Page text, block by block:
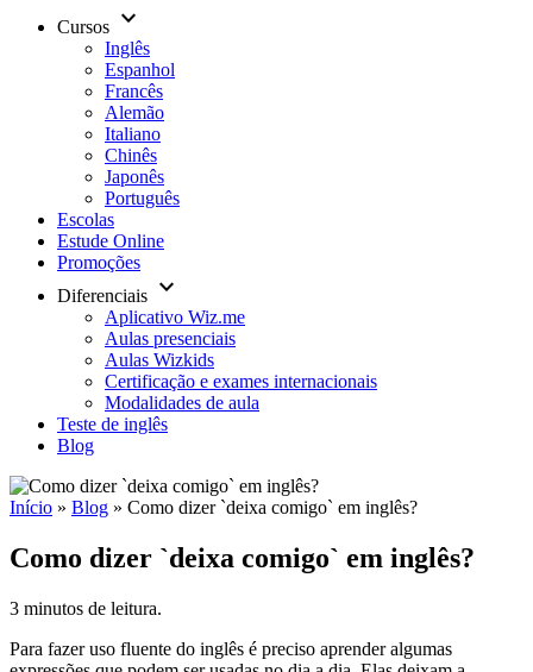
Cursos keyboard_arrow_down
Inglês
Espanhol
Francês
Alemão
Italiano
Chinês
Japonês
Português
Escolas
Estude Online
Promoções
Diferenciais keyboard_arrow_down
Aplicativo Wiz.me
Aulas presenciais
Aulas Wizkids
Certificação e exames internacionais
Modalidades de aula
Teste de inglês
Blog
Início » Blog » Como dizer `deixa comigo` em inglês?
Como dizer `deixa comigo` em inglês?
3 minutos de leitura.
Para fazer uso fluente do inglês é preciso aprender algumas